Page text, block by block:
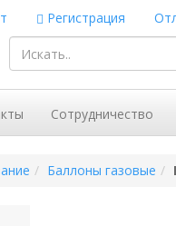
Регистрация
Сотрудничество
Баллоны газовые